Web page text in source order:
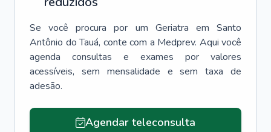
Se você procura por um Geriatra em Santo
Antônio do Tauá, conte com a Medprev. Aqui você
agenda consultas e exames por valores
acessíveis, sem mensalidade e sem taxa de
adesão.
Agendar teleconsulta